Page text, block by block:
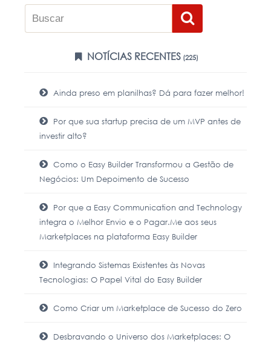
NOTÍCIAS RECENTES(225)
Ainda preso em planilhas? Dá para fazer melhor!
Por que sua startup precisa de um MVP antes de
investir alto?
Como o Easy Builder Transformou a Gestão de
Negócios: Um Depoimento de Sucesso
Por que a Easy Communication and Technology
integra o Melhor Envio e o Pagar.Me aos seus
Marketplaces na plataforma Easy Builder
Integrando Sistemas Existentes às Novas
Tecnologias: O Papel Vital do Easy Builder
Como Criar um Marketplace de Sucesso do Zero
Desbravando o Universo dos Marketplaces: O